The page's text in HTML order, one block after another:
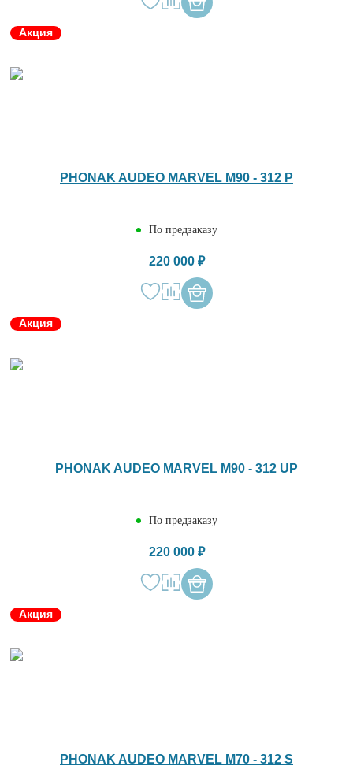
Акция
PHONAK AUDEO MARVEL M90 - 312 P
По предзаказу
220 000 ₽
Акция
PHONAK AUDEO MARVEL M90 - 312 UP
По предзаказу
220 000 ₽
Акция
PHONAK AUDEO MARVEL M70 - 312 S